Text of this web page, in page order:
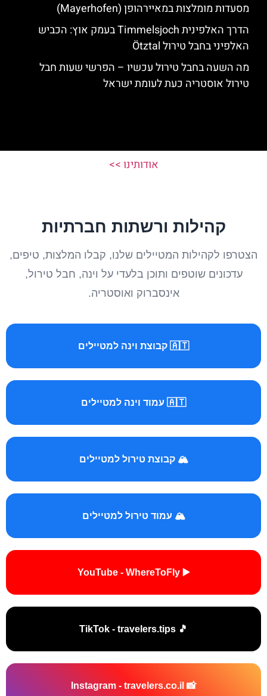
מסעדות מומלצות במאיירהופן (Mayerhofen)
הדרך האלפינית Timmelsjoch בעמק אוץ: הכביש
האלפיני בחבל טירול Ötztal
מה השעה בחבל טירול עכשיו – הפרשי שעות חבל
טירול אוסטריה כעת לעומת ישראל
אודותינו >>
קהילות ורשתות חברתיות
הצטרפו לקהילות המטיילים שלנו, קבלו המלצות, טיפים,
עדכונים שוטפים ותוכן בלעדי על וינה, חבל טירול,
אינסברוק ואוסטריה.
🇦🇹 קבוצת וינה למטיילים
🇦🇹 עמוד וינה למטיילים
🏔️ קבוצת טירול למטיילים
🏔️ עמוד טירול למטיילים
▶️ YouTube - WhereToFly
🎵 TikTok - travelers.tips
📸 Instagram - travelers.co.il